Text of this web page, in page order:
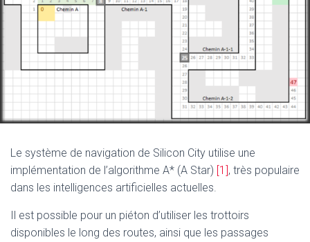
Le système de navigation de Silicon City utilise une
implémentation de l’algorithme A* (A Star) [1], très populaire
dans les intelligences artificielles actuelles.
Il est possible pour un piéton d’utiliser les trottoirs
disponibles le long des routes, ainsi que les passages